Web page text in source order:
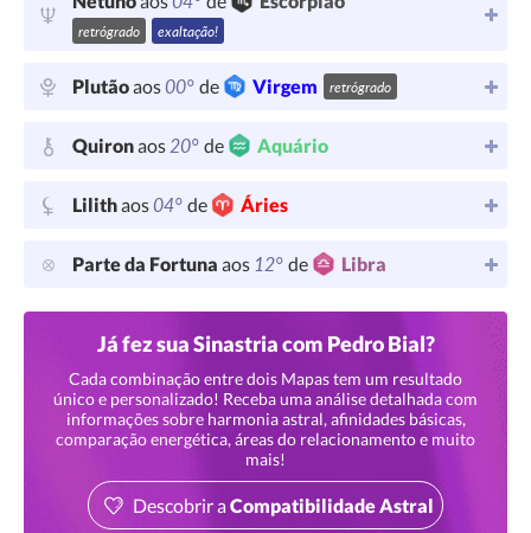
retrógrado exaltação!
Plutãoaos00° de Virgem retrógrado
Quironaos20° de Aquário
Lilithaos04° de Áries
Parte da Fortuna aos 12° de Libra
Já fez sua Sinastria com Pedro Bial?
Cada combinação entre dois Mapas tem um resultado
único e personalizado! Receba uma análise detalhada com
informações sobre harmonia astral, afinidades básicas,
comparação energética, áreas do relacionamento e muito
mais!
Descobrir aCompatibilidade Astral